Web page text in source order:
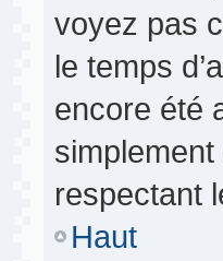
voyez pas
le temps
encore été
respectant
Haut